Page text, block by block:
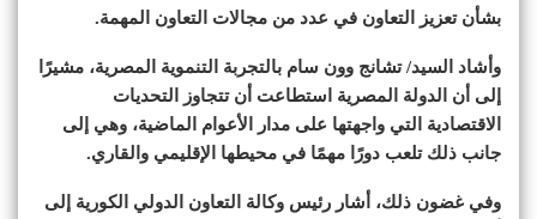
بشأن تعزيز التعاون في عدد من مجالات التعاون المهمة.
وأشاد السيد/ تشانج وون سام بالتجربة التنموية المصرية، مشيرًا
إلى أن الدولة المصرية استطاعت أن تتجاوز التحديات
الاقتصادية التي واجهتها على مدار الأعوام الماضية، وهي إلى
جانب ذلك تلعب دورًا مهمًا في محيطها الإقليمي والقاري.
وفي غضون ذلك، أشار رئيس وكالة التعاون الدولي الكورية إلى